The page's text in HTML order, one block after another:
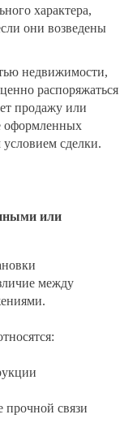
характера,
они возведены
недвижимости,
распоряжаться
продажу или
оформленных
условием сделки.
или
между
связи